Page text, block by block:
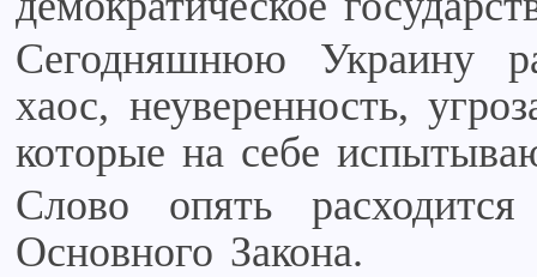
Сегодняшнюю Украину
хаос, неуверенность,
которые на себе
Слово опять
Основного Закона.